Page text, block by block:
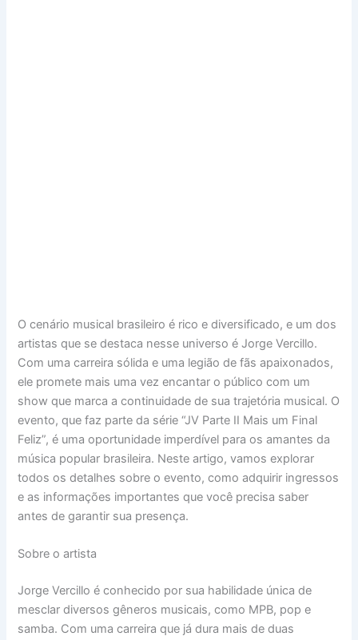
O cenário musical brasileiro é rico e diversificado, e um dos
artistas que se destaca nesse universo é Jorge Vercillo.
Com uma carreira sólida e uma legião de fãs apaixonados,
ele promete mais uma vez encantar o público com um
show que marca a continuidade de sua trajetória musical. O
evento, que faz parte da série “JV Parte II Mais um Final
Feliz”, é uma oportunidade imperdível para os amantes da
música popular brasileira. Neste artigo, vamos explorar
todos os detalhes sobre o evento, como adquirir ingressos
e as informações importantes que você precisa saber
antes de garantir sua presença.
Sobre o artista
Jorge Vercillo é conhecido por sua habilidade única de
mesclar diversos gêneros musicais, como MPB, pop e
samba. Com uma carreira que já dura mais de duas